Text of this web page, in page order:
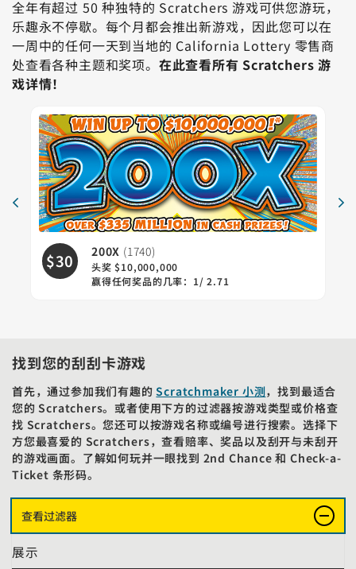
全年有超过 50 种独特的 Scratchers 游戏可供您游玩，
乐趣永不停歇。每个月都会推出新游戏，因此您可以在
一周中的任何一天到当地的 California Lottery 零售商
处查看各种主题和奖项。 在此查看所有 Scratchers 游
戏详情！
$30 200X (1740)
头奖 $10,000,000
赢得任何奖品的几率：1/ 2.71
找到您的刮刮卡游戏
首先，通过参加我们有趣的Scratchmaker 小测，找到最适合
您的 Scratchers。或者使用下方的过滤器按游戏类型或价格查
找 Scratchers。您还可以按游戏名称或编号进行搜索。选择下
方您最喜爱的 Scratchers，查看赔率、奖品以及刮开与未刮开
的游戏画面。了解如何玩并一眼找到 2nd Chance 和 Check-a-
Ticket 条形码。
以下过滤器和搜索框将在下方动态显示您的结果。
查看过滤器
展示